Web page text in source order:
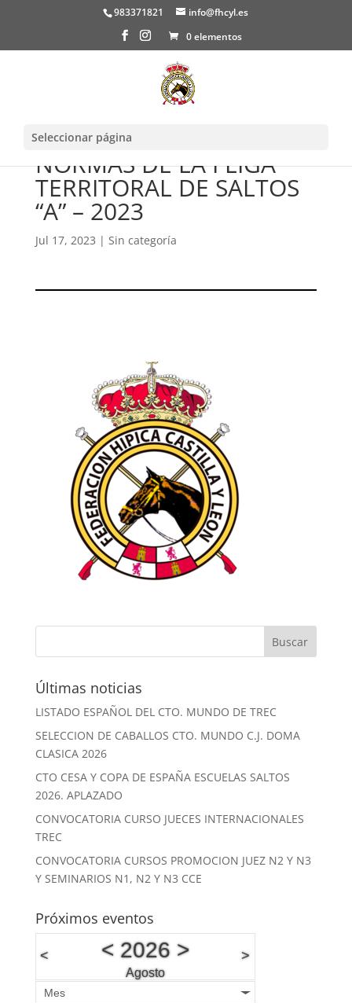
983371821
info@fhcyl.es
0 elementos
Seleccionar página
NORMAS DE LA I LIGA
TERRITORAL DE SALTOS
“A” – 2023
Jul 17, 2023 | Sin categoría
Últimas noticias
LISTADO ESPAÑOL DEL CTO. MUNDO DE TREC
SELECCION DE CABALLOS CTO. MUNDO C.J. DOMA
CLASICA 2026
CTO CESA Y COPA DE ESPAÑA ESCUELAS SALTOS
2026. APLAZADO
CONVOCATORIA CURSO JUECES INTERNACIONALES
TREC
CONVOCATORIA CURSOS PROMOCION JUEZ N2 Y N3
Y SEMINARIOS N1, N2 Y N3 CCE
Próximos eventos
< < 2026>
Agosto
>
Mes